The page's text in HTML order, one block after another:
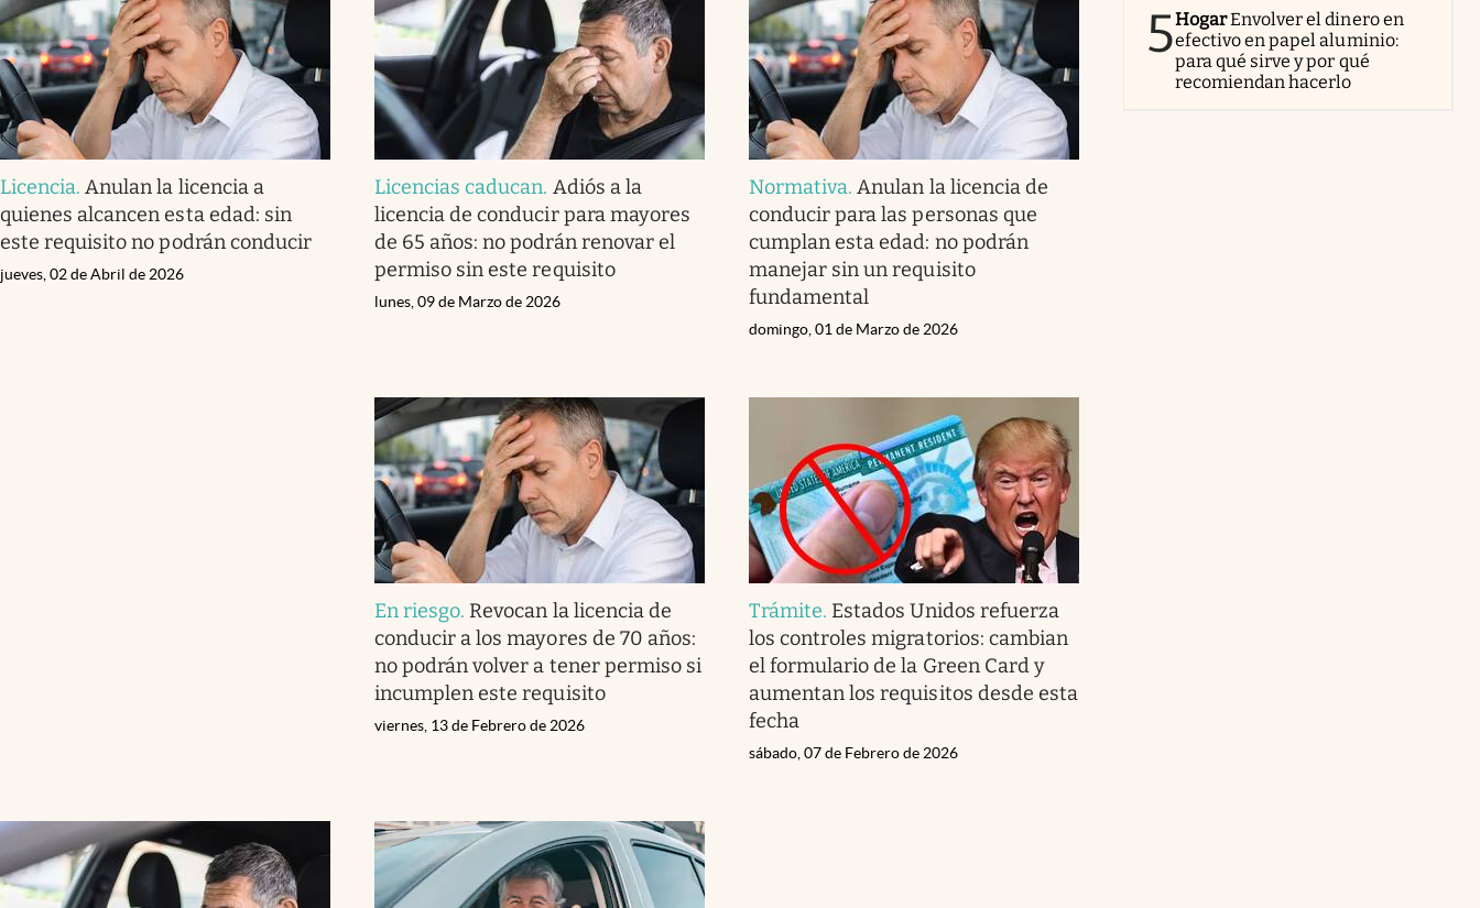
Licencia.Anulan la licencia a
quienes alcancen esta edad: sin
este requisito no podrán conducir
jueves, 02 de Abril de 2026
Licencias caducan. Adiós a la
licencia de conducir para mayores
de 65 años: no podrán renovar el
permiso sin este requisito
lunes, 09 de Marzo de 2026
Normativa.Anulan la licencia de
conducir para las personas que
cumplan esta edad: no podrán
manejar sin un requisito
fundamental
domingo, 01 de Marzo de 2026
En riesgo. Revocan la licencia de
conducir a los mayores de 70 años:
no podrán volver a tener permiso si
incumplen este requisito
viernes, 13 de Febrero de 2026
Trámite. Estados Unidos refuerza
los controles migratorios: cambian
el formulario de la Green Card y
aumentan los requisitos desde esta
fecha
sábado, 07 de Febrero de 2026
5HogarEnvolver el dinero en
efectivo en papel aluminio:
para qué sirve y por qué
recomiendan hacerlo